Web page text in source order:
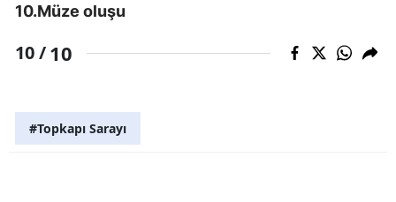
10.Müze oluşu
10 /10
#Topkapı Sarayı